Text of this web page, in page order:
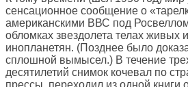
сенсационное сообщение о
американскими ВВС под
обломках звездолета телах живых
инопланетян. (Позднее было
сплошной вымысел.) В течение
десятилетий снимок кочевал по
прессы, переходил из одной книги